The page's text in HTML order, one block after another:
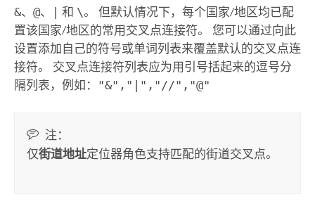
&、 @、 和 \。 但默认情况下，每个国家/地区均已配
置该国家/地区的常用交叉点连接符。 您可以通过向此
设置添加自己的符号或单词列表来覆盖默认的交叉点连
接符。 交叉点连接符列表应为用引号括起来的逗号分
隔列表，例如：
"&","|","//","@"
注：
仅街道地址定位器角色支持匹配的街道交叉点。